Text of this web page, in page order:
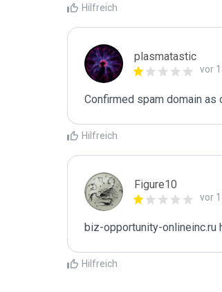
Hilfreich
plasmatastic
vor
Confirmed spam domain
Hilfreich
Figure10
vor
biz-opportunity-
Hilfreich